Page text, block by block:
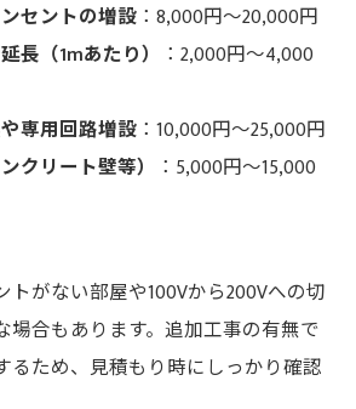
セントの増設：8,000円～20,000円
長（1mあたり）
：2,000円～4,000
専用回路増設：10,000円～25,000円
クリート壁等）
：5,000円～15,000
がない部屋や100Vから200Vへの切
場合もあります。追加工事の有無で
るため、見積もり時にしっかり確認